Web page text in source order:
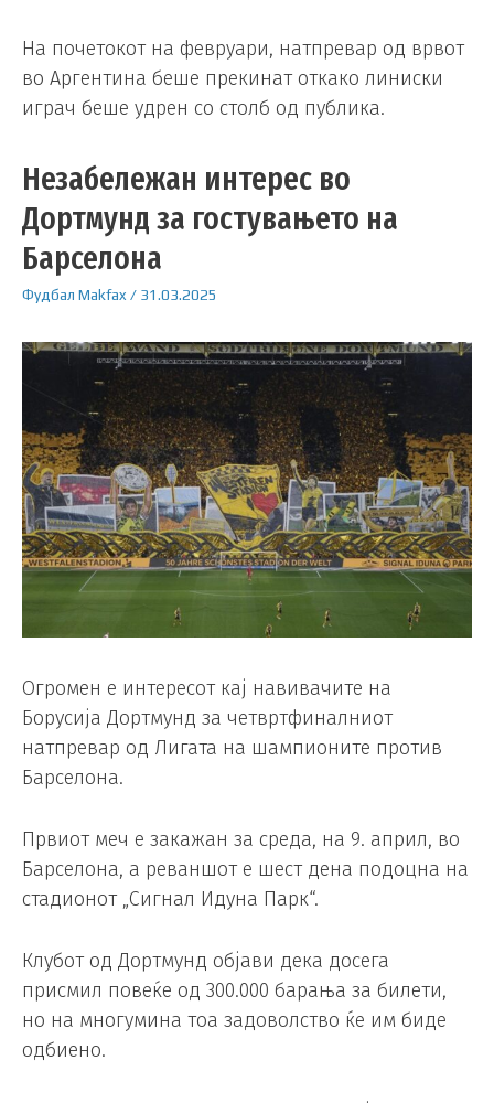
На почетокот на февруари, натпревар од врвот
во Аргентина беше прекинат откако линиски
играч беше удрен со столб од публика.
Незабележан интерес во
Дортмунд за гостувањето на
Барселона
Фудбал Makfax/ 31.03.2025
Огромен е интересот кај навивачите на
Борусија Дортмунд за четвртфиналниот
натпревар од Лигата на шампионите против
Барселона.
Првиот меч е закажан за среда, на 9. април, во
Барселона, а реваншот е шест дена подоцна на
стадионот „Сигнал Идуна Парк“.
Клубот од Дортмунд објави дека досега
присмил повеќе од 300.000 барања за билети,
но на многумина тоа задоволство ќе им биде
одбиено.